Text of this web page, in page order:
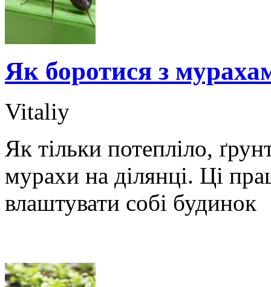
Як боротися з
Vitaliy
Як тільки потепліло,
мурахи на ділянці. Ці
влаштувати собі будинок